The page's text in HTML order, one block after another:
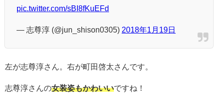
pic.twitter.com/sBI8fKuEFd
— 志尊淳 (@jun_shison0305) 2018年1月19日
左が志尊淳さん。右が町田啓太さんです。
志尊淳さんの女装姿もかわいいですね！